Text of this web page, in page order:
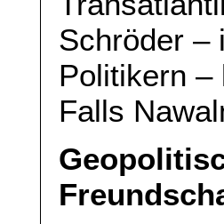
Schröder –
Politikern –
Falls